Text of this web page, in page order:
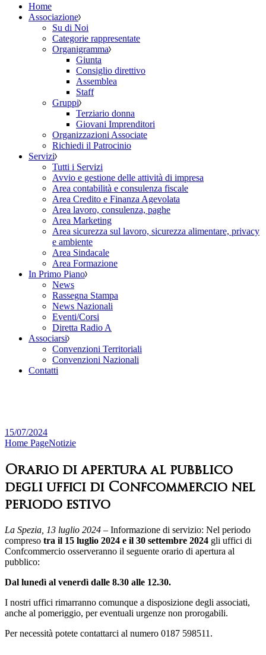
Home
Associazione
Su di Noi
Categorie rappresentate
Organigramma
Giunta
Consiglio direttivo
Assemblea
Staff
Gruppi
Terziario donna
Giovani Imprenditori
Organizzazioni Associate
Richiedi il Patrocinio
Servizi
Tutti i Servizi
Avvio e gestione delle attività di impresa
Area contabilità e consulenza fiscale
Area Credito e Finanza Agevolata
Area lavoro, consulenza, paghe
Area Marketing
Area sicurezza sul lavoro, sicurezza alimentare, privacy
e ambiente
Area Sindacale
Area Formazione
In Primo Piano
News
Rassegna Stampa
News Nazionali
Eventi/Corsi
Diretta Radio A
Associarsi
Convenzioni Territoriali
Convenzioni Nazionali
Contatti
15/07/2024
Home PageNotizie
Orario di apertura al pubblico
degli uffici di Confcommercio nel
periodo estivo
La Spezia, 13 luglio 2024 – Informazione di servizio: Nel periodo
compreso tra il 15 luglio 2024 e il 30 settembre 2024 gli uffici di
Confcommercio osserveranno il seguente orario di apertura al
pubblico:
Dal lunedì al venerdì dalle 8.30 alle 12.30.
I nostri uffici rimarranno comunque a disposizione degli associati,
anche al pomeriggio, per eventuali urgenze non prorogabili.
Per necessità potete contattarci al numero 0187 598511.